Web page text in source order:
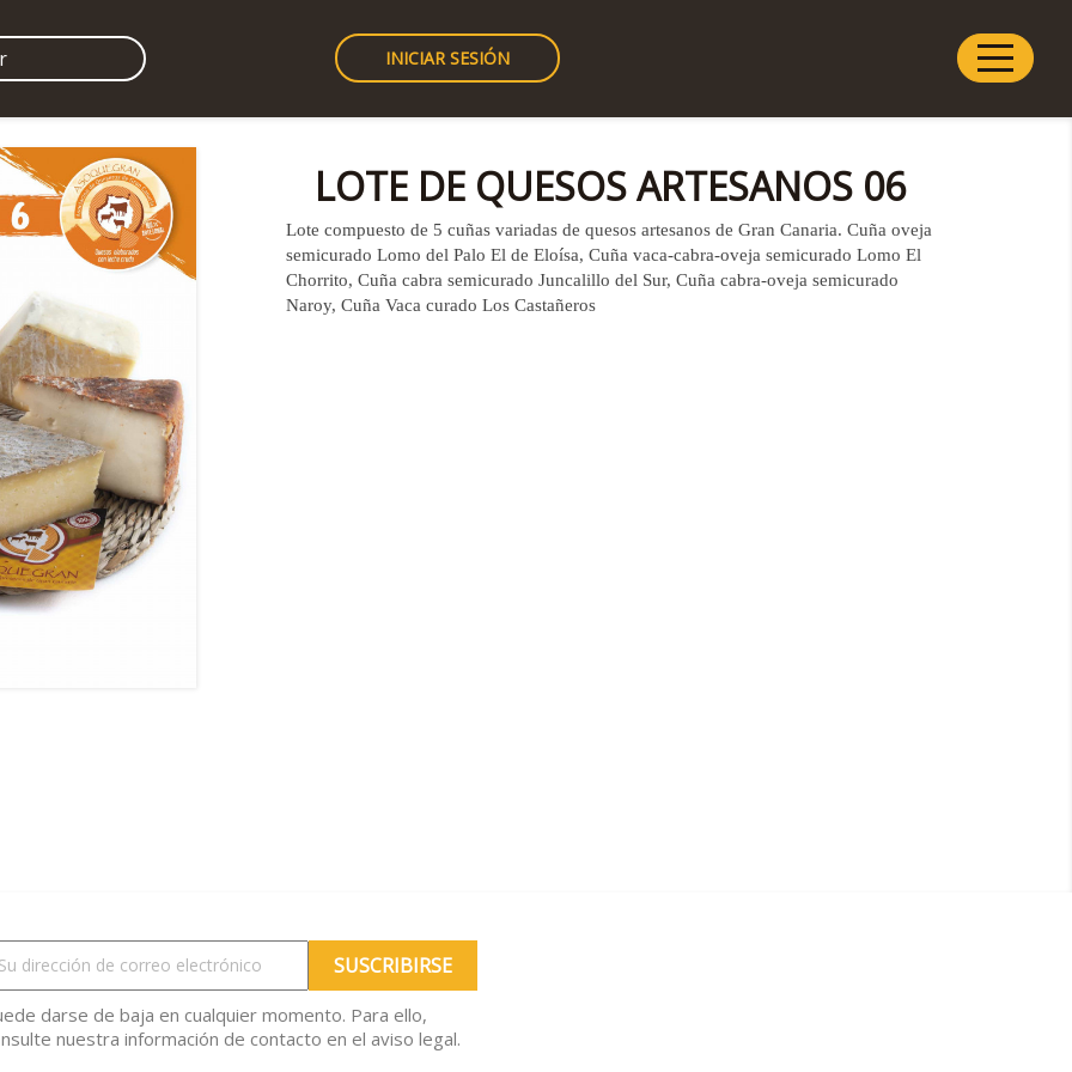
INICIAR SESIÓN
LOTE DE QUESOS ARTESANOS 06
Lote compuesto de 5 cuñas variadas de quesos artesanos de Gran Canaria. Cuña oveja
semicurado Lomo del Palo El de Eloísa, Cuña vaca-cabra-oveja semicurado Lomo El
Chorrito, Cuña cabra semicurado Juncalillo del Sur, Cuña cabra-oveja semicurado
Naroy, Cuña Vaca curado Los Castañeros
darse de baja en cualquier momento. Para ello,
nuestra información de contacto en el aviso legal.